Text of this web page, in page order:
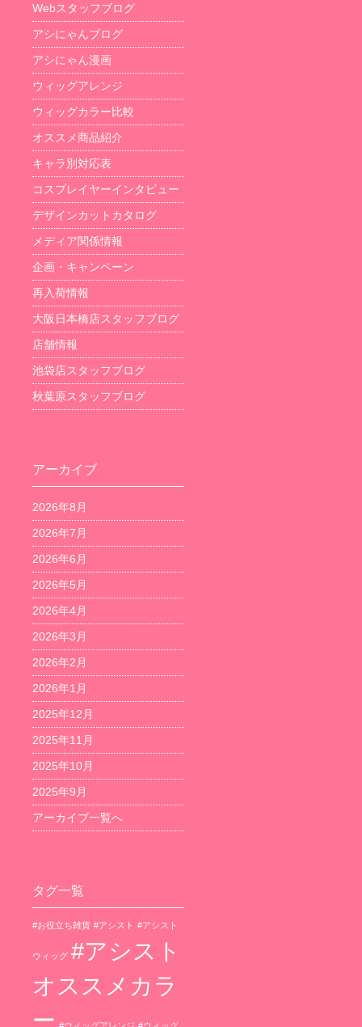
Webスタッフブログ
アシにゃんブログ
アシにゃん漫画
ウィッグアレンジ
ウィッグカラー比較
オススメ商品紹介
キャラ別対応表
コスプレイヤーインタビュー
デザインカットカタログ
メディア関係情報
企画・キャンペーン
再入荷情報
大阪日本橋店スタッフブログ
店舗情報
池袋店スタッフブログ
秋葉原スタッフブログ
アーカイブ
2026年8月
2026年7月
2026年6月
2026年5月
2026年4月
2026年3月
2026年2月
2026年1月
2025年12月
2025年11月
2025年10月
2025年9月
アーカイブ一覧へ
タグ一覧
#お役立ち雑貨 #アシスト #アシスト
ウィッグ #アシスト
オススメカラ
ー #ウィッグアレンジ #ウィッグ